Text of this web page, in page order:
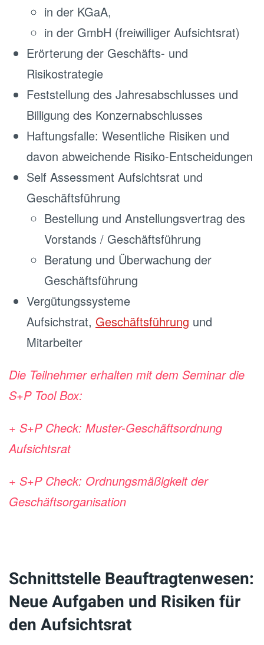
in der KGaA,
in der GmbH (freiwilliger Aufsichtsrat)
Erörterung der Geschäfts- und
Risikostrategie
Feststellung des Jahresabschlusses und
Billigung des Konzernabschlusses
Haftungsfalle: Wesentliche Risiken und
davon abweichende Risiko-Entscheidungen
Self Assessment Aufsichtsrat und
Geschäftsführung
Bestellung und Anstellungsvertrag des
Vorstands / Geschäftsführung
Beratung und Überwachung der
Geschäftsführung
Vergütungssysteme
Aufsichstrat, Geschäftsführung und
Mitarbeiter
Die Teilnehmer erhalten mit dem Seminar die
S+P Tool Box:
+ S+P Check: Muster-Geschäftsordnung
Aufsichtsrat
+ S+P Check: Ordnungsmäßigkeit der
Geschäftsorganisation
Schnittstelle Beauftragtenwesen:
Neue Aufgaben und Risiken für
den Aufsichtsrat